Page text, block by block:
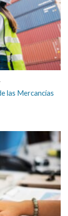
las Mercancías